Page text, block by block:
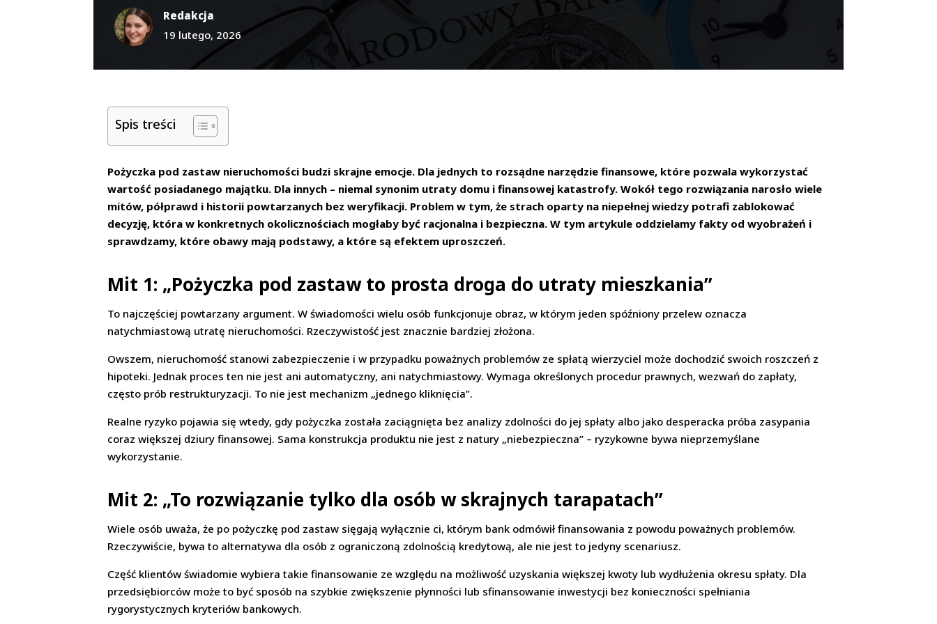
Redakcja
19 lutego, 2026
Spis treści
Pożyczka pod zastaw nieruchomości budzi skrajne emocje. Dla jednych to rozsądne narzędzie finansowe, które pozwala wykorzystać
wartość posiadanego majątku. Dla innych – niemal synonim utraty domu i finansowej katastrofy. Wokół tego rozwiązania narosło wiele
mitów, półprawd i historii powtarzanych bez weryfikacji. Problem w tym, że strach oparty na niepełnej wiedzy potrafi zablokować
decyzję, która w konkretnych okolicznościach mogłaby być racjonalna i bezpieczna. W tym artykule oddzielamy fakty od wyobrażeń i
sprawdzamy, które obawy mają podstawy, a które są efektem uproszczeń.
Mit 1: „Pożyczka pod zastaw to prosta droga do utraty mieszkania”
To najczęściej powtarzany argument. W świadomości wielu osób funkcjonuje obraz, w którym jeden spóźniony przelew oznacza
natychmiastową utratę nieruchomości. Rzeczywistość jest znacznie bardziej złożona.
Owszem, nieruchomość stanowi zabezpieczenie i w przypadku poważnych problemów ze spłatą wierzyciel może dochodzić swoich roszczeń z
hipoteki. Jednak proces ten nie jest ani automatyczny, ani natychmiastowy. Wymaga określonych procedur prawnych, wezwań do zapłaty,
często prób restrukturyzacji. To nie jest mechanizm „jednego kliknięcia”.
Realne ryzyko pojawia się wtedy, gdy pożyczka została zaciągnięta bez analizy zdolności do jej spłaty albo jako desperacka próba zasypania
coraz większej dziury finansowej. Sama konstrukcja produktu nie jest z natury „niebezpieczna” – ryzykowne bywa nieprzemyślane
wykorzystanie.
Mit 2: „To rozwiązanie tylko dla osób w skrajnych tarapatach”
Wiele osób uważa, że po pożyczkę pod zastaw sięgają wyłącznie ci, którym bank odmówił finansowania z powodu poważnych problemów.
Rzeczywiście, bywa to alternatywa dla osób z ograniczoną zdolnością kredytową, ale nie jest to jedyny scenariusz.
Część klientów świadomie wybiera takie finansowanie ze względu na możliwość uzyskania większej kwoty lub wydłużenia okresu spłaty. Dla
przedsiębiorców może to być sposób na szybkie zwiększenie płynności lub sfinansowanie inwestycji bez konieczności spełniania
rygorystycznych kryteriów bankowych.